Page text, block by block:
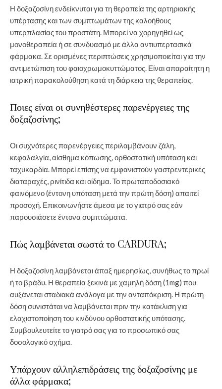
Η δοξαζοσίνη ενδείκνυται για τη θεραπεία της αρτηριακής
υπέρτασης και των συμπτωμάτων της καλοήθους
υπερπλασίας του προστάτη. Μπορεί να χορηγηθεί ως
μονοθεραπεία ή σε συνδυασμό με άλλα αντιυπερτασικά
φάρμακα. Σε ορισμένες περιπτώσεις χρησιμοποιείται για την
αντιμετώπιση του φαιοχρωμοκυττώματος. Είναι απαραίτητη η
ιατρική παρακολούθηση κατά τη διάρκεια της θεραπείας.
Ποιες είναι οι συνηθέστερες παρενέργειες της
δοξαζοσίνης;
Οι συχνότερες παρενέργειες περιλαμβάνουν ζάλη,
κεφαλαλγία, αίσθημα κόπωσης, ορθοστατική υπόταση και
ταχυκαρδία. Μπορεί επίσης να εμφανιστούν γαστρεντερικές
διαταραχές, ρινίτιδα και οίδημα. Το πρωταποδοσιακό
φαινόμενο (έντονη υπόταση μετά την πρώτη δόση) απαιτεί
προσοχή. Επικοινωνήστε άμεσα με το γιατρό σας εάν
παρουσιάσετε έντονα συμπτώματα.
Πώς λαμβάνεται σωστά το CARDURA;
Η δοξαζοσίνη λαμβάνεται άπαξ ημερησίως, συνήθως το πρωί
ή το βράδυ. Η θεραπεία ξεκινά με χαμηλή δόση (1mg) που
αυξάνεται σταδιακά ανάλογα με την ανταπόκριση. Η πρώτη
δόση συνιστάται να λαμβάνεται πριν την κατάκλιση για
ελαχιστοποίηση του κινδύνου ορθοστατικής υπότασης.
Συμβουλευτείτε το γιατρό σας για το προσωπικό σας
δοσολογικό σχήμα.
Υπάρχουν αλληλεπιδράσεις της δοξαζοσίνης με
άλλα φάρμακα;